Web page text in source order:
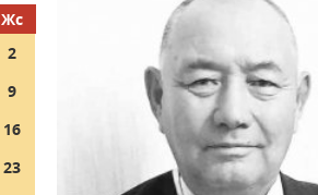
Жс
2
9
16
23